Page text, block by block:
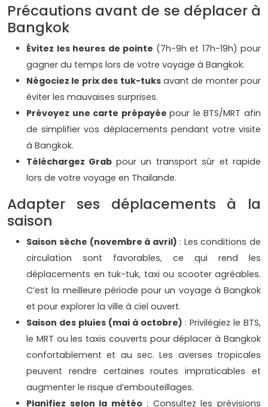
Précautions avant de se déplacer à
Bangkok
Évitez les heures de pointe (7h-9h et 17h-19h) pour
gagner du temps lors de votre voyage à Bangkok.
Négociez le prix des tuk-tuksavant de monter pour
éviter les mauvaises surprises.
Prévoyez une carte prépayéepour le BTS/MRT afin
de simplifier vos déplacements pendant votre visite
à Bangkok.
Téléchargez Grab pour un transport sûr et rapide
lors de votre voyage en Thaïlande.
Adapter ses déplacements à la
saison
Saison sèche (novembre à avril) : Les conditions de
circulation sont favorables, ce qui rend les
déplacements en tuk-tuk, taxi ou scooter agréables.
C’est la meilleure période pour un voyage à Bangkok
et pour explorer la ville à ciel ouvert.
Saison des pluies (mai à octobre) : Privilégiez le BTS,
le MRT ou les taxis couverts pour déplacer à Bangkok
confortablement et au sec. Les averses tropicales
peuvent rendre certaines routes impraticables et
augmenter le risque d’embouteillages.
Planifiez selon la météo : Consultez les prévisions